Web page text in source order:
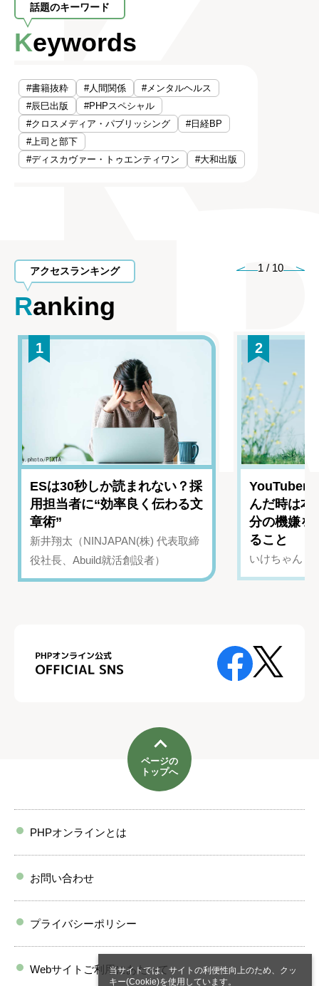
当サイトでは、サイトの利便性向上のため、クッ
キー(Cookie)を使用しています。
話題のキーワード
Keywords
#書籍抜粋 #人間関係
#メンタルヘルス
#辰巳出版
#PHPスペシャル
#クロスメディア・パブリッシング
#日経BP
#上司と部下
#ディスカヴァー・トゥエンティワン
#大和出版
アクセスランキング
Ranking
1 / 10
1
ESは30秒しか読まれない？採
用担当者に“効率良く伝わる文
章術”
新井翔太（NINJAPAN(株) 代表取締
役社長、Abuild就活創設者）
2
YouTuber
んだ時は
分の機嫌を
ること
いけちゃん（
ページの
トップへ
PHPオンラインとは
お問い合わせ
プライバシーポリシー
Webサイトご利用にあたって